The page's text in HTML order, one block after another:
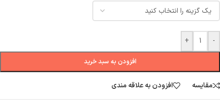
-
+
افزودن به سبد خرید
مقایسه افزودن به علاقه مندی